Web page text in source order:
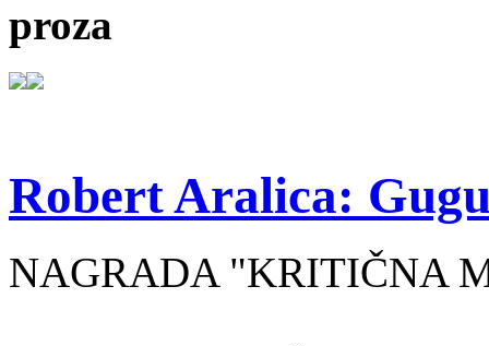
proza
Robert Aralica:
NAGRADA "KRITIČNA